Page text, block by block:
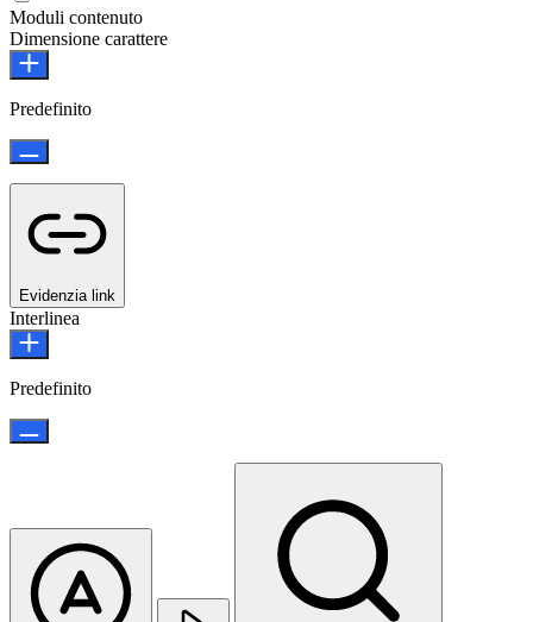
Moduli contenuto
Dimensione carattere
Predefinito
Evidenzia link
Interlinea
Predefinito